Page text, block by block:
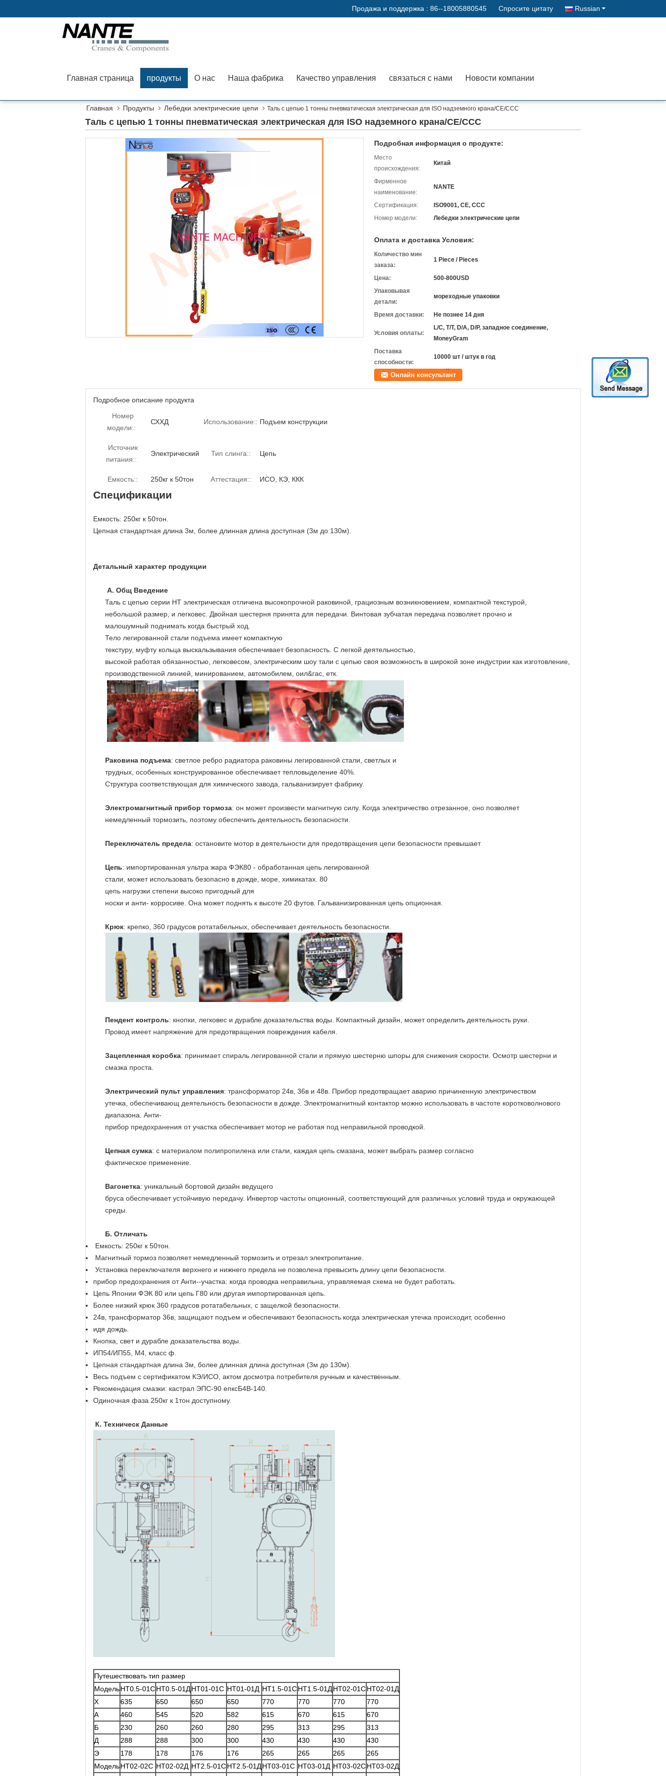
Продажа и поддержка : 86--18005880545 Спросите цитату Russian
Главная страница продукты О нас Наша фабрика Качество управления связаться с нами Новости компании
Главная Продукты Лебедки электрические цепи Таль с цепью 1 тонны пневматическая электрическая для ISO надземного крана/CE/CCC
Таль с цепью 1 тонны пневматическая электрическая для ISO надземного крана/CE/CCC
Подробная информация о продукте:
Место
происхождения:
Китай
Фирменное
наименование:
NANTE
Сертификация:
ISO9001, CE, CCC
Номер модели:
Лебедки электрические цепи
Оплата и доставка Условия:
Количество мин
заказа:
1 Piece / Pieces
Цена:
500-800USD
Упаковывая
детали:
мореходные упаковки
Время доставки: Не познее 14 дня
Условия оплаты:
L/C, T/T, D/A, D/P, западное соединение,
MoneyGram
Поставка
способности:
10000 шт / штук в год
Онлайн консультант
Подробное описание продукта
Номер
модели::
СХХД Использование:: Подъем конструкции
Источник
питания::
Электрический Тип слинга:: Цепь
Емкость:: 250кг к 50тон Аттестация:: ИСО, КЭ, ККК
Спецификации
Емкость: 250кг к 50тон.
Цепная стандартная длина 3м, более длинная длина доступная (3м до 130м).
Детальный характер продукции
А. Общ Введение
Таль с цепью серии НТ электрическая отличена высокопрочной раковиной, грациозным возникновением, компактной текстурой,
небольшой размер, и легковес. Двойная шестерня принята для передачи. Винтовая зубчатая передача позволяет прочно и
малошумный поднимать когда быстрый ход.
Тело легированной стали подъема имеет компактную
текстуру, муфту кольца выскальзывания обеспечивает безопасность. С легкой деятельностью,
высокой работая обязанностью, легковесом, электрическим шоу тали с цепью своя возможность в широкой зоне индустрии как изготовление,
производственной линией, минированием, автомобилем, оил&гас, етк.
Раковина подъема: светлое ребро радиатора раковины легированной стали, светлых и
трудных, особенных конструированное обеспечивает тепловыделение 40%.
Структура соответствующая для химического завода, гальванизирует фабрику.
Электромагнитный прибор тормоза: он может произвести магнитную силу. Когда электричество отрезанное, оно позволяет
немедленный тормозить, поэтому обеспечить деятельность безопасности.
Переключатель предела: остановите мотор в деятельности для предотвращения цепи безопасности превышает
Цепь: импортированная ультра жара ФЭК80 - обработанная цепь легированной
стали, может использовать безопасно в дожде, море, химикатах. 80
цепь нагрузки степени высоко пригодный для
носки и анти- корросиве. Она может поднять к высоте 20 футов. Гальванизированная цепь опционная.
Крюк: крепко, 360 градусов ротатабельных, обеспечивает деятельность безопасности.
Пендент контроль: кнопки, легковес и дурабле доказательства воды. Компактный дизайн, может определить деятельность руки.
Провод имеет напряжение для предотвращения повреждения кабеля.
Зацепленная коробка: принимает спираль легированной стали и прямую шестерню шпоры для снижения скорости. Осмотр шестерни и
смазка проста.
Электрический пульт управления: трансформатор 24в, 36в и 48в. Прибор предотвращает аварию причиненную электричеством
утечка, обеспечивающ деятельность безопасности в дожде. Электромагнитный контактор можно использовать в частоте коротковолнового
диапазона. Анти-
прибор предохранения от участка обеспечивает мотор не работая под неправильной проводкой.
Цепная сумка: с материалом полипропилена или стали, каждая цепь смазана, может выбрать размер согласно
фактическое применение.
Вагонетка: уникальный бортовой дизайн ведущего
бруса обеспечивает устойчивую передачу. Инвертор частоты опционный, соответствующий для различных условий труда и окружающей
среды.
Б. Отличать
Емкость: 250кг к 50тон.
Магнитный тормоз позволяет немедленный тормозить и отрезал электропитание.
Установка переключателя верхнего и нижнего предела не позволена превысить длину цепи безопасности.
прибор предохранения от Анти--участка: когда проводка неправильна, управляемая схема не будет работать.
Цепь Японии ФЭК 80 или цепь Г80 или другая импортированная цепь.
Более низкий крюк 360 градусов ротатабельных, с защелкой безопасности.
24в, трансформатор 36в, защищают подъем и обеспечивают безопасность когда электрическая утечка происходит, особенно
идя дождь.
Кнопка, свет и дурабле доказательства воды.
ИП54/ИП55, М4, класс ф.
Цепная стандартная длина 3м, более длинная длина доступная (3м до 130м).
Весь подъем с сертификатом КЭ/ИСО, актом досмотра потребителя ручным и качественным.
Рекомендация смазки: кастрал ЭПС-90 епксБ4В-140.
Одиночная фаза 250кг к 1тон доступному.
К. Техническ Данные
Путешествовать тип размер
МодельНТ0.5-01СНТ0.5-01ДНТ01-01С НТ01-01Д НТ1.5-01СНТ1.5-01ДНТ02-01СНТ02-01Д
Х
635 650 650 650 770 770 770
770
А
460 545 520 582 615 670 615
670
Б
230 260 260 280 295 313 295
313
Д
288 288 300 300 430 430 430
430
Э
178 178 176 176 265 265 265
265
МодельНТ02-02С НТ02-02Д НТ2.5-01СНТ2.5-01ДНТ03-01С НТ03-01Д НТ03-02СНТ03-02Д